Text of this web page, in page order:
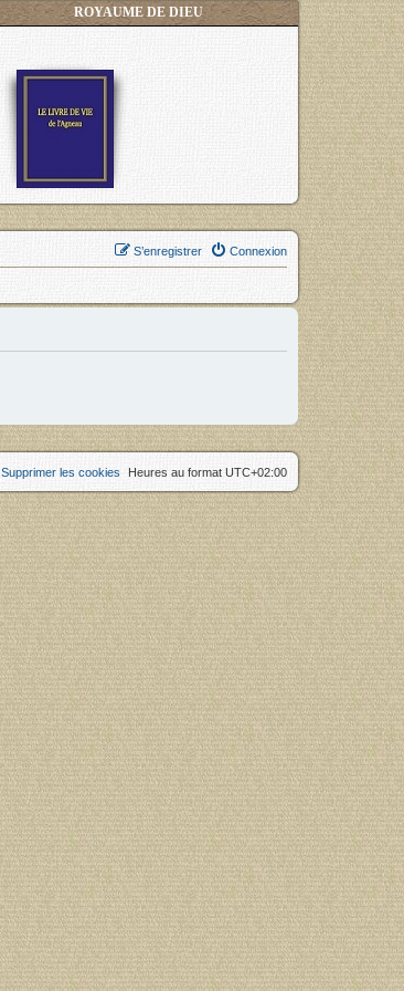
ROYAUME DE DIEU
Connexion
S’enregistrer
Heures au format UTC+02:00
Supprimer les cookies